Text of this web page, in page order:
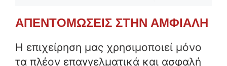
ΑΠΕΝΤΟΜΩΣΕΙΣ ΣΤΗΝ ΑΜΦΙΑΛΗ
Η επιχείρηση μας χρησιμοποιεί μόνο
τα πλέον επαγγελματικά και ασφαλή